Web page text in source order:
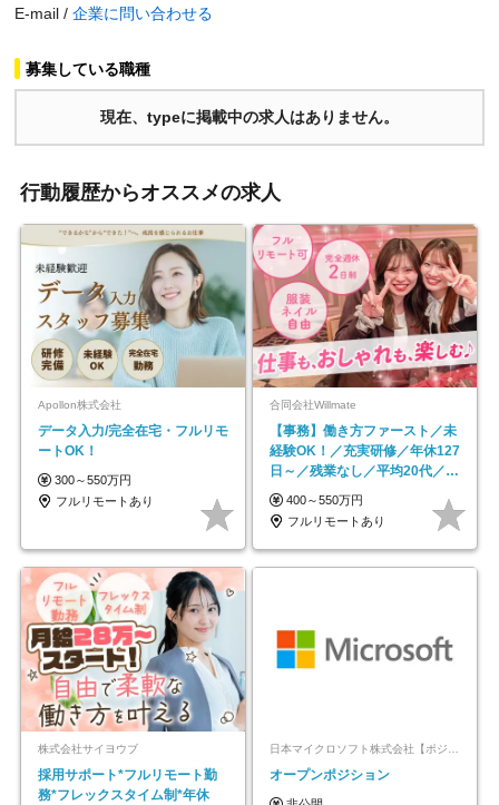
E-mail / 企業に問い合わせる
募集している職種
現在、typeに掲載中の求人はありません。
行動履歴からオススメの求人
Apollon株式会社
データ入力/完全在宅・フルリモ
ートOK！
300～550万円
フルリモートあり
合同会社Willmate
【事務】働き方ファースト／未
経験OK！／充実研修／年休127
日～／残業なし／平均20代／リ
モートOK
400～550万円
フルリモートあり
株式会社サイヨウブ
採用サポート*フルリモート勤
務*フレックスタイム制*年休
オープンポジション